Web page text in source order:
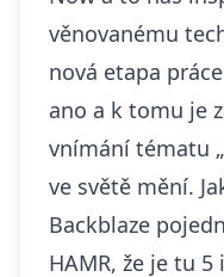
věnovanému
nová etapa
ano a k tomu je
vnímání tématu
ve světě mění.
Backblaze
HAMR, že je tu